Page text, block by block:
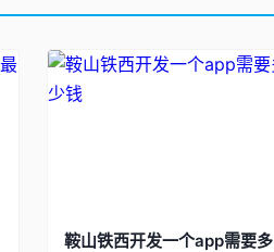
鞍山铁西开发一个app需要多